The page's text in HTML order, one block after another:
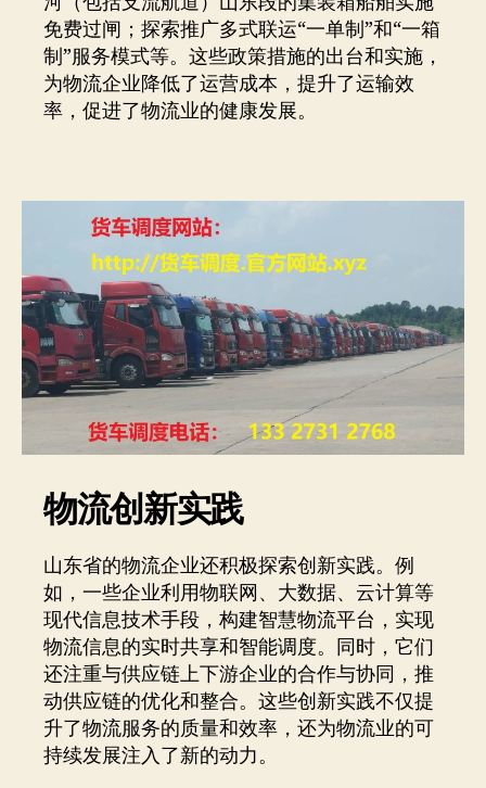
免费过闸；探索推广多式联运“一单制”和“一箱
制”服务模式等。这些政策措施的出台和实施，
为物流企业降低了运营成本，提升了运输效
率，促进了物流业的健康发展。
物流创新实践
山东省的物流企业还积极探索创新实践。例
如，一些企业利用物联网、大数据、云计算等
现代信息技术手段，构建智慧物流平台，实现
物流信息的实时共享和智能调度。同时，它们
还注重与供应链上下游企业的合作与协同，推
动供应链的优化和整合。这些创新实践不仅提
升了物流服务的质量和效率，还为物流业的可
持续发展注入了新的动力。